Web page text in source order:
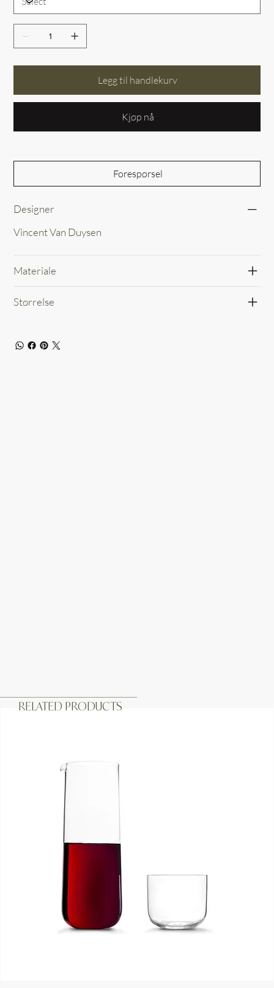
RELATED PRODUCTS
Legg til handlekurv
Kjøp nå
Forespørsel
Designer
Vincent Van Duysen
Materiale
Størrelse